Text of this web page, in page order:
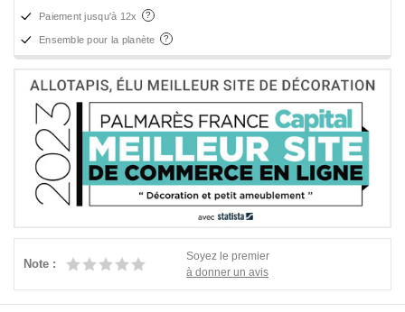
Paiement jusqu'à 12x
Ensemble pour la planète
Note :
Soyez le premier
à donner un avis